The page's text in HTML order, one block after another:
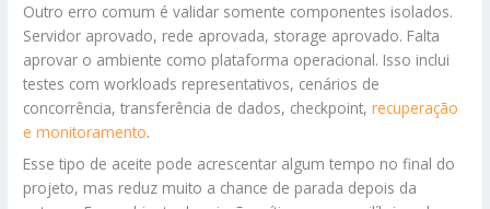
Outro erro comum é validar somente componentes isolados.
Servidor aprovado, rede aprovada, storage aprovado. Falta
aprovar o ambiente como plataforma operacional. Isso inclui
testes com workloads representativos, cenários de
concorrência, transferência de dados, checkpoint,recuperação
e monitoramento.
Esse tipo de aceite pode acrescentar algum tempo no final do
projeto, mas reduz muito a chance de parada depois da